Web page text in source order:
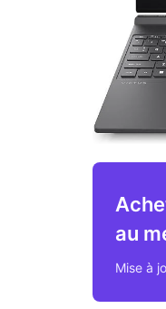
au
Mise à